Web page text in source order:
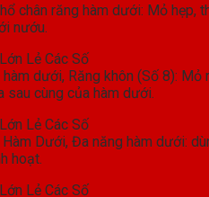
chân răng hàm dưới: Mỏ hẹp,
nướu.
dưới, Răng khôn (Số 8):
sau cùng của hàm dưới.
Dưới, Đa năng hàm dưới:
hoạt.